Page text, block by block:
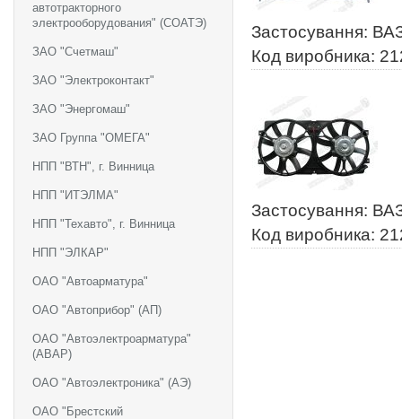
автотракторного
электрооборудования" (СОАТЭ)
ЗАО "Счетмаш"
ЗАО "Электроконтакт"
ЗАО "Энергомаш"
ЗАО Группа "ОМЕГА"
НПП "ВТН", г. Винница
НПП "ИТЭЛМА"
НПП "Техавто", г. Винница
НПП "ЭЛКАР"
ОАО "Автоарматура"
ОАО "Автоприбор" (АП)
ОАО "Автоэлектроарматура"
(АВАР)
ОАО "Автоэлектроника" (АЭ)
ОАО "Брестский
Застосування:
Код виробника:
Застосування:
Код виробника: